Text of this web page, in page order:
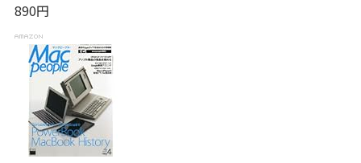
890円